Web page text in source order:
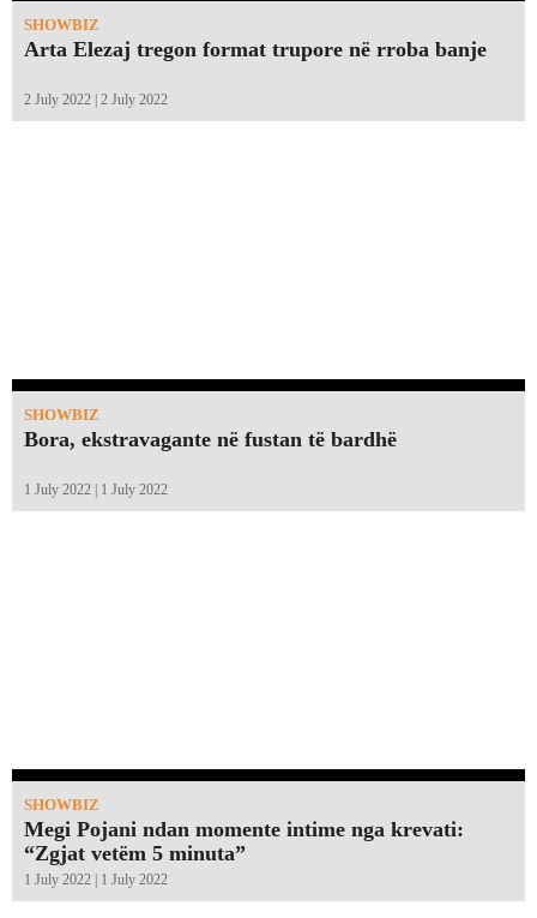
SHOWBIZ
Arta Elezaj tregon format trupore në rroba banje
2 July 2022 | 2 July 2022
SHOWBIZ
Bora, ekstravagante në fustan të bardhë
1 July 2022 | 1 July 2022
SHOWBIZ
Megi Pojani ndan momente intime nga krevati:
“Zgjat vetëm 5 minuta”￼
1 July 2022 | 1 July 2022